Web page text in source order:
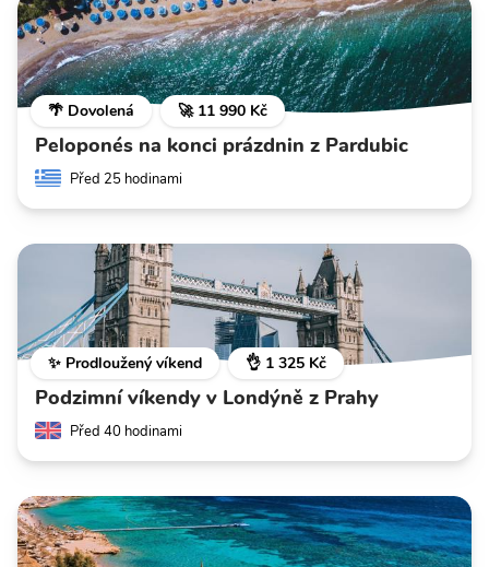
🌴 Dovolená 🚀 11 990 Kč
Peloponés na konci prázdnin z Pardubic
Před 25 hodinami
✨ Prodloužený víkend 👌 1 325 Kč
Podzimní víkendy v Londýně z Prahy
Před 40 hodinami